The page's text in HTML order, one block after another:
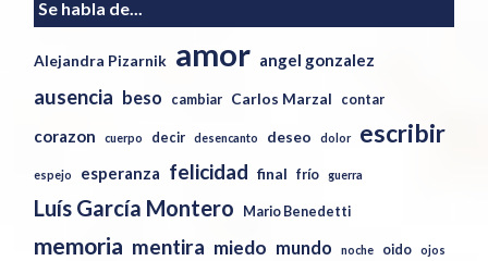
Se habla de...
Alejandra Pizarnik amor angel gonzalez
ausencia beso cambiar Carlos Marzal contar
corazon cuerpo decir desencanto deseo dolor escribir
espejo esperanza felicidad final frío guerra
Luís García Montero Mario Benedetti
memoria mentira miedo mundo noche oido ojos